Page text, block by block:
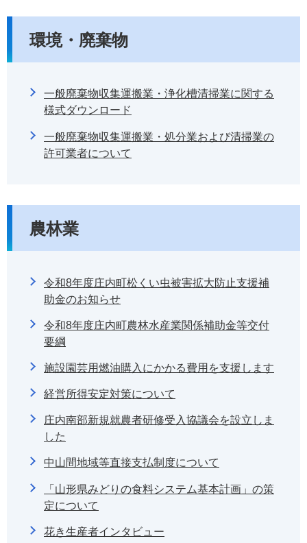
環境・廃棄物
一般廃棄物収集運搬業・浄化槽清掃業に関する
様式ダウンロード
一般廃棄物収集運搬業・処分業および清掃業の
許可業者について
農林業
令和8年度庄内町松くい虫被害拡大防止支援補
助金のお知らせ
令和8年度庄内町農林水産業関係補助金等交付
要綱
施設園芸用燃油購入にかかる費用を支援します
経営所得安定対策について
庄内南部新規就農者研修受入協議会を設立しま
した
中山間地域等直接支払制度について
「山形県みどりの食料システム基本計画」の策
定について
花き生産者インタビュー